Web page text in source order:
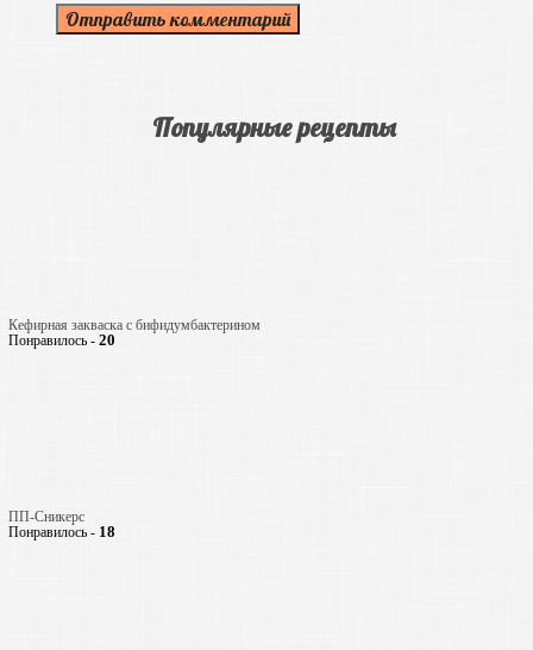
Популярные рецепты
Кефирная закваска с бифидумбактерином
Понравилось - 20
ПП-Сникерс
Понравилось - 18